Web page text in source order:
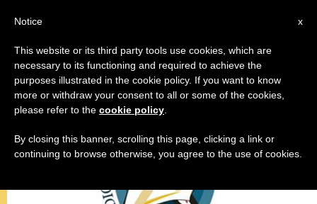
MISERICORDIA
x
Notice
This website or its third party tools use cookies, which are
necessary to its functioning and required to achieve the
purposes illustrated in the cookie policy. If you want to know
more or withdraw your consent to all or some of the cookies,
please refer to the cookie policy
By closing this banner, scrolling this page, clicking a link or
continuing to browse otherwise, you agree to the use of cookies.